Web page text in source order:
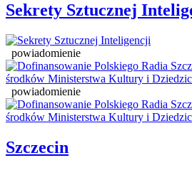
Sekrety Sztucznej
powiadomienie
powiadomienie
Szczecin